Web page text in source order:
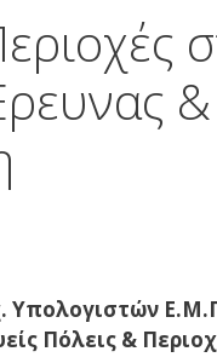
Υπολογιστών
Πόλεις &